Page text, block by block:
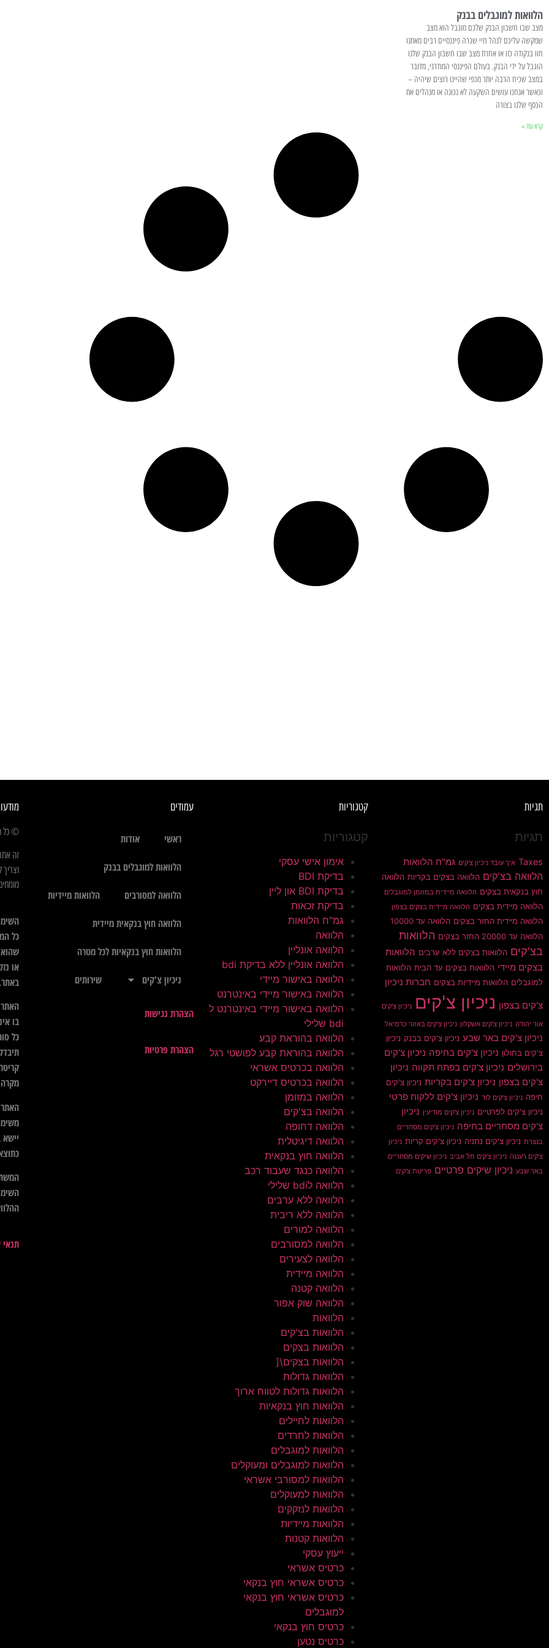
הלוואות למוגבלים בבנק
מצב שבו חשבון הבנק שלכם מוגבל הוא מצב
שמקשה עליכם לנהל חיי שגרה פיננסיים רבים מאתנו
חוו בנקודה כזו או אחרת מצב שבו חשבון הבנק שלנו
הוגבל על ידי הבנק. בעולם הפיננסי המודרני, מדובר
במצב שכיח הרבה יותר מכפי שהיינו רוצים שיהיה –
וכאשר אנחנו עושים השקעה לא נכונה או מנהלים את
הכסף שלנו בצורה
קרא עוד »
תגיות
תגיות
Taxes איך עובד ניכיון צ'קים גמ"ח הלוואות
הלוואה בצ'קים הלוואה בצקים בקריות הלוואה
חוץ בנקאית בצקים הלוואה מיידית במזומן למוגבלים
הלוואה מיידית בצקים הלוואה מיידית בצקים בצפון
הלוואה מיידית החזר בצקים הלוואה עד 10000
הלוואה עד 20000 החזר בצקים
הלוואות
בצ'קים הלוואות בצקים ללא ערבים הלוואות
בצקים מיידי הלוואות בצקים עד הבית הלוואות
למוגבלים הלוואות מיידיות בצקים חברות ניכיון
צ'קים בצפון ניכיון צ'קים ניכיון צ'קים
אור יהודה ניכיון צ'קים אשקלון ניכיון צ'קים באזור כרמיאל
ניכיון צ'קים באר שבע ניכיון צ'קים בבנק ניכיון
צ'קים בחולון ניכיון צ'קים בחיפה ניכיון צ'קים
בירושלים ניכיון צ'קים בפתח תקווה ניכיון
צ'קים בצפון ניכיון צ'קים בקריות ניכיון צ'קים
חיפה ניכיון צ'קים לוד ניכיון צ'קים ללקוח פרטי
ניכיון צ'קים לפרטיים ניכיון צ'קים מודיעין ניכיון
צ'קים מסחריים בחיפה ניכיון צ'קים מסחריים
בנצרת ניכיון צ'קים נתניה ניכיון צ'קים קריות ניכיון
צ'קים רעננה ניכיון צ'קים תל אביב ניכיון שיקים מסחריים
באר שבע ניכיון שיקים פרטיים פריטת צ'קים
קטגוריות
קטגוריות
אימון אישי עסקי
בדיקת BDI
בדיקת BDI און ליין
בדיקת זכאות
גמ"ח הלוואות
הלוואה
הלוואה אונליין
הלוואה אונליין ללא בדיקת bdi
הלוואה באישור מיידי
הלוואה באישור מיידי באינטרנט
הלוואה באישור מיידי באינטרנט ל
bdi שלילי
הלוואה בהוראת קבע
הלוואה בהוראת קבע לפושטי רגל
הלוואה בכרטיס אשראי
הלוואה בכרטיס דיירקט
הלוואה במזומן
הלוואה בצ'קים
הלוואה דחופה
הלוואה דיגיטלית
הלוואה חוץ בנקאית
הלוואה כנגד שעבוד רכב
הלוואה לbdi שלילי
הלוואה ללא ערבים
הלוואה ללא ריבית
הלוואה למורים
הלוואה למסורבים
הלוואה לצעירים
הלוואה מיידית
הלוואה קטנה
הלוואה שוק אפור
הלוואות
הלוואות בצ'קים
הלוואות בצקים
הלוואות בצקים\[
הלוואות גדולות
הלוואות גדולות לטווח ארוך
הלוואות חוץ בנקאיות
הלוואות לחיילים
הלוואות לחרדים
הלוואות למוגבלים
הלוואות למוגבלים ומעוקלים
הלוואות למסורבי אשראי
הלוואות למעוקלים
הלוואות לנזקקים
הלוואות מיידיות
הלוואות קטנות
ייעוץ עסקי
כרטיס אשראי
כרטיס אשראי חוץ בנקאי
כרטיס אשראי חוץ בנקאי
למוגבלים
כרטיס חוץ בנקאי
כרטיס נטען
עמודים
ראשי אודות
הלוואות למוגבלים בבנק
הלוואה למסורבים הלוואות מיידיות
הלוואה חוץ בנקאית מיידית
הלוואות חוץ בנקאיות לכל מטרה
ניכיון צ'קים שירותים
הצהרת נגישות
הצהרת פרטיות
© כל
זה
כל
או
האתר
בו
כל
מקרה
האתר